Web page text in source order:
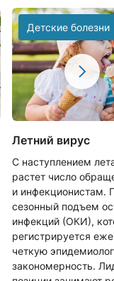
Детские болезни
Летний вирус
С наступлением
растет число
и инфекционистам.
сезонный подъем
инфекций (ОКИ),
регистрируется
четкую
закономерность.